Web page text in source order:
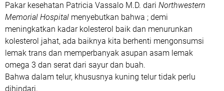
Pakar kesehatan Patricia Vassalo M.D. dari Northwestern
Memorial Hospital menyebutkan bahwa ; demi
meningkatkan kadar kolesterol baik dan menurunkan
kolesterol jahat, ada baiknya kita berhenti mengonsumsi
lemak trans dan memperbanyak asupan asam lemak
omega 3 dan serat dari sayur dan buah.
Bahwa dalam telur, khususnya kuning telur tidak perlu
dihindari.